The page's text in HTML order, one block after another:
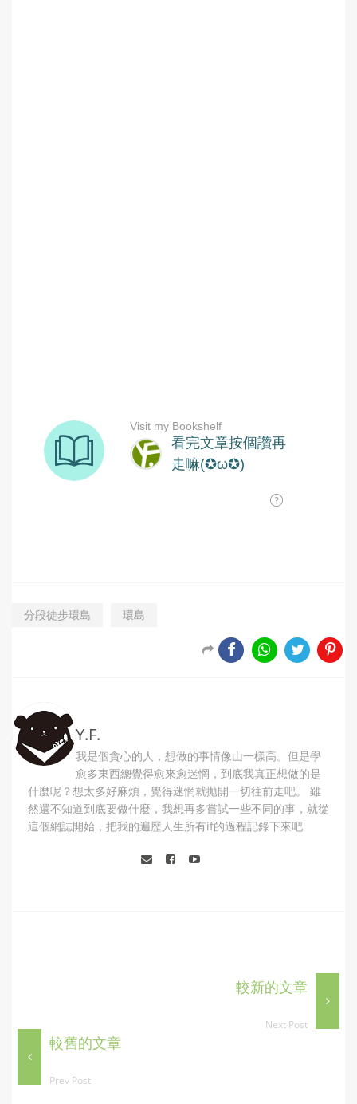
分段徒步環島 環島
Y.F.
我是個貪心的人，想做的事情像山一樣高。但是學
愈多東西總覺得愈來愈迷惘，到底我真正想做的是
什麼呢？想太多好麻煩，覺得迷惘就拋開一切往前走吧。 雖
然還不知道到底要做什麼，我想再多嘗試一些不同的事，就從
這個網誌開始，把我的遍歷人生所有if的過程記錄下來吧
較新的文章
Next Post
較舊的文章
Prev Post